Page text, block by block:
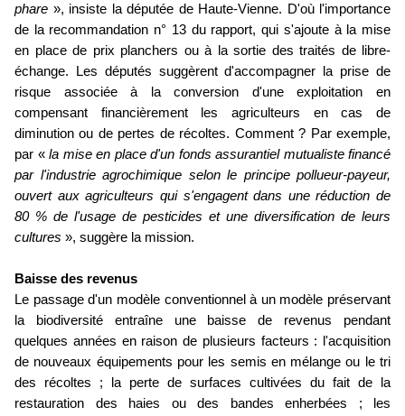
phare », insiste la députée de Haute-Vienne. D'où l'importance
de la recommandation n° 13 du rapport, qui s'ajoute à la mise
en place de prix planchers ou à la sortie des traités de libre-
échange. Les députés suggèrent d'accompagner la prise de
risque associée à la conversion d'une exploitation en
compensant financièrement les agriculteurs en cas de
diminution ou de pertes de récoltes. Comment ? Par exemple,
par « la mise en place d'un fonds assurantiel mutualiste financé
par l'industrie agrochimique selon le principe pollueur-payeur,
ouvert aux agriculteurs qui s'engagent dans une réduction de
80 % de l'usage de pesticides et une diversification de leurs
cultures », suggère la mission.
Baisse des revenus
Le passage d'un modèle conventionnel à un modèle préservant
la biodiversité entraîne une baisse de revenus pendant
quelques années en raison de plusieurs facteurs : l'acquisition
de nouveaux équipements pour les semis en mélange ou le tri
des récoltes ; la perte de surfaces cultivées du fait de la
restauration des haies ou des bandes enherbées ; les